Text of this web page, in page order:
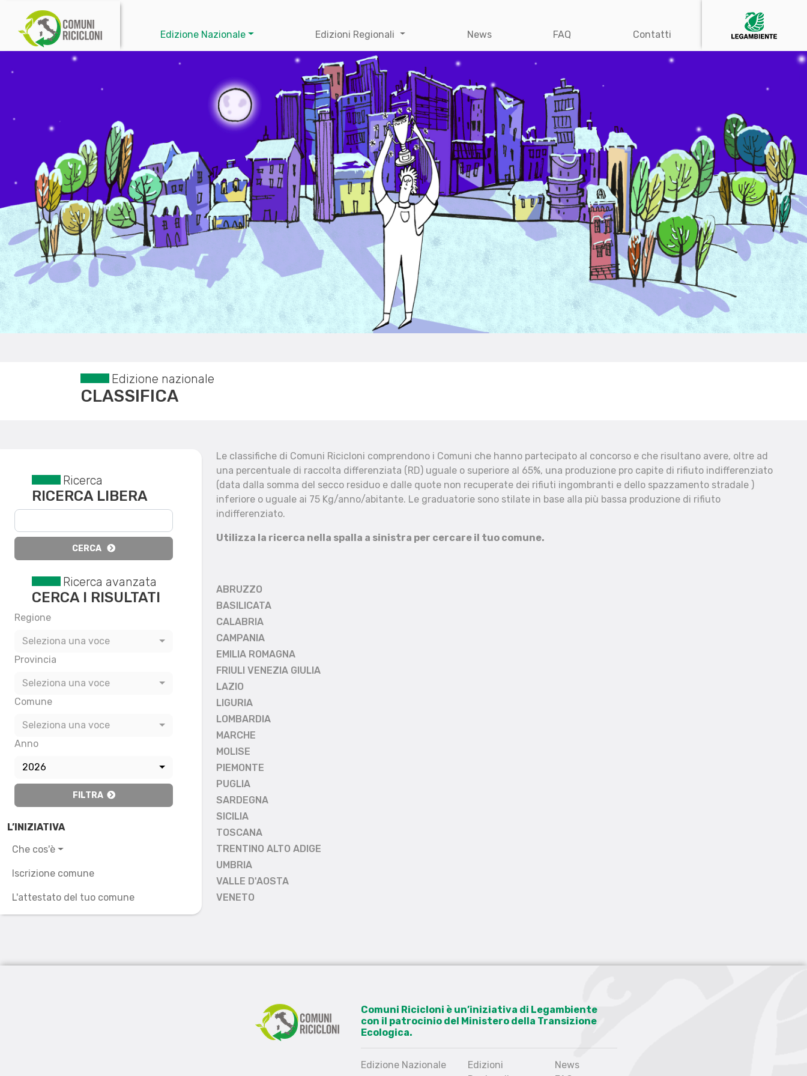
Edizione Nazionale Edizioni Regionali News FAQ Contatti
Edizione nazionale
CLASSIFICA
Reset filtri
Ricerca
RICERCA LIBERA
CERCA
Ricerca avanzata
CERCA I RISULTATI
Regione
Seleziona una voce
Provincia
Seleziona una voce
Comune
Seleziona una voce
Anno
2026
FILTRA
L’INIZIATIVA
Che cos'è
Iscrizione comune
L'attestato del tuo comune
Le classifiche di Comuni Ricicloni comprendono i Comuni che hanno partecipato al concorso e che risultano avere, oltre ad
una percentuale di raccolta differenziata (RD) uguale o superiore al 65%, una produzione pro capite di rifiuto indifferenziato
(data dalla somma del secco residuo e dalle quote non recuperate dei rifiuti ingombranti e dello spazzamento stradale )
inferiore o uguale ai 75 Kg/anno/abitante. Le graduatorie sono stilate in base alla più bassa produzione di rifiuto
indifferenziato.
Utilizza la ricerca nella spalla a sinistra per cercare il tuo comune.
ABRUZZO
BASILICATA
CALABRIA
CAMPANIA
EMILIA ROMAGNA
FRIULI VENEZIA GIULIA
LAZIO
LIGURIA
LOMBARDIA
MARCHE
MOLISE
PIEMONTE
PUGLIA
SARDEGNA
SICILIA
TOSCANA
TRENTINO ALTO ADIGE
UMBRIA
VALLE D'AOSTA
VENETO
Comuni Ricicloni è un’iniziativa di Legambiente
con il patrocinio del Ministero della Transizione
Ecologica.
Edizione Nazionale
Edizioni
News